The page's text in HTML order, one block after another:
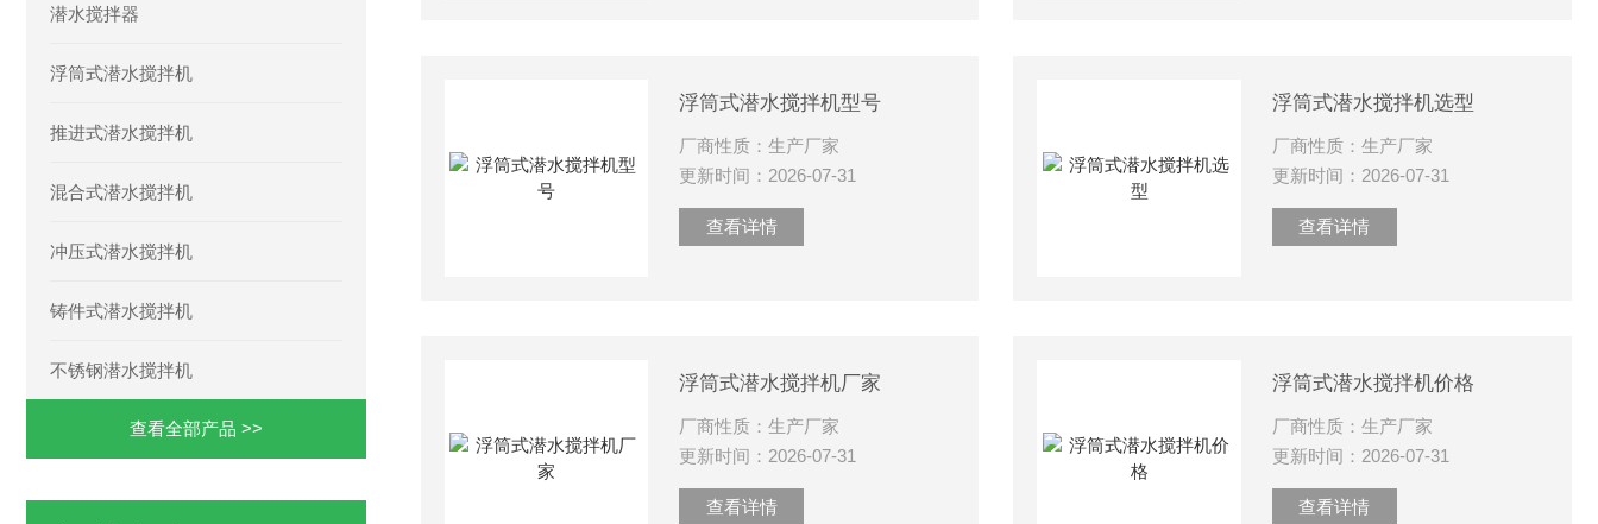
潜水搅拌器
浮筒式潜水搅拌机
推进式潜水搅拌机
混合式潜水搅拌机
冲压式潜水搅拌机
铸件式潜水搅拌机
不锈钢潜水搅拌机
查看全部产品 >>
浮筒式潜水搅拌机型号
厂商性质：生产厂家
更新时间：2026-07-31
查看详情
浮筒式潜水搅拌机选型
厂商性质：生产厂家
更新时间：2026-07-31
查看详情
浮筒式潜水搅拌机厂家
厂商性质：生产厂家
更新时间：2026-07-31
查看详情
浮筒式潜水搅拌机价格
厂商性质：生产厂家
更新时间：2026-07-31
查看详情